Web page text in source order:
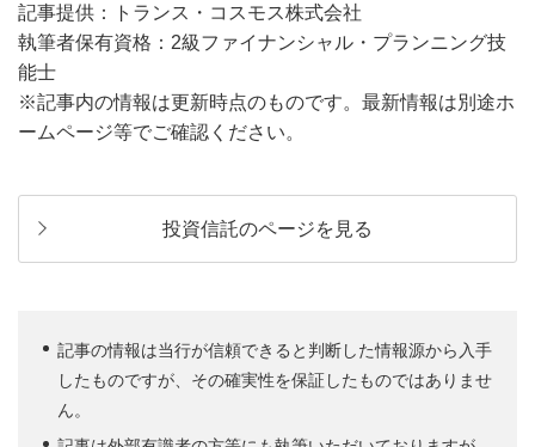
記事提供：トランス・コスモス株式会社
執筆者保有資格：2級ファイナンシャル・プランニング技
能士
※記事内の情報は更新時点のものです。最新情報は別途ホ
ームページ等でご確認ください。
投資信託のページを見る
記事の情報は当行が信頼できると判断した情報源から入手
したものですが、その確実性を保証したものではありませ
ん。